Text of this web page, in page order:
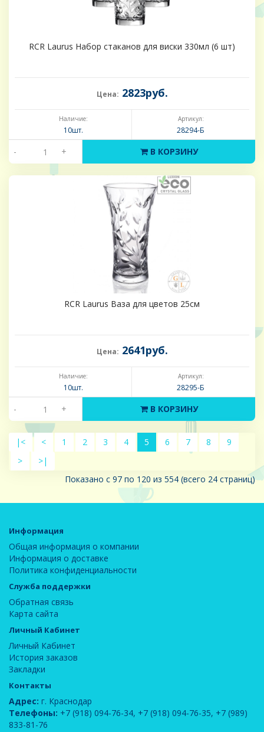
RCR Laurus Набор стаканов для виски 330мл (6 шт)
Цена: 2823руб.
Наличие:
10шт.
Артикул:
28294-Б
- + В КОРЗИНУ
RCR Laurus Ваза для цветов 25см
Цена: 2641руб.
Наличие:
10шт.
Артикул:
28295-Б
- + В КОРЗИНУ
|< < 1 2 3 4 5 6 7 8
9
>
>|
Показано с 97 по 120 из 554 (всего 24 страниц)
Информация
Общая информация о компании
Информация о доставке
Политика конфиденциальности
Служба поддержки
Обратная связь
Карта сайта
Личный Кабинет
Личный Кабинет
История заказов
Закладки
Контакты
Адрес: г. Краснодар
Телефоны: +7 (918) 094-76-34, +7 (918) 094-76-35, +7 (989)
833-81-76